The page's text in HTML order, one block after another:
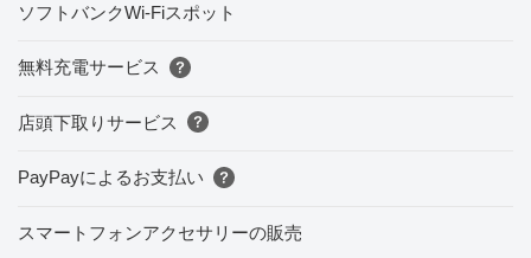
ソフトバンクWi-Fiスポット
無料充電サービス
店頭下取りサービス
PayPayによるお支払い
スマートフォンアクセサリーの販売